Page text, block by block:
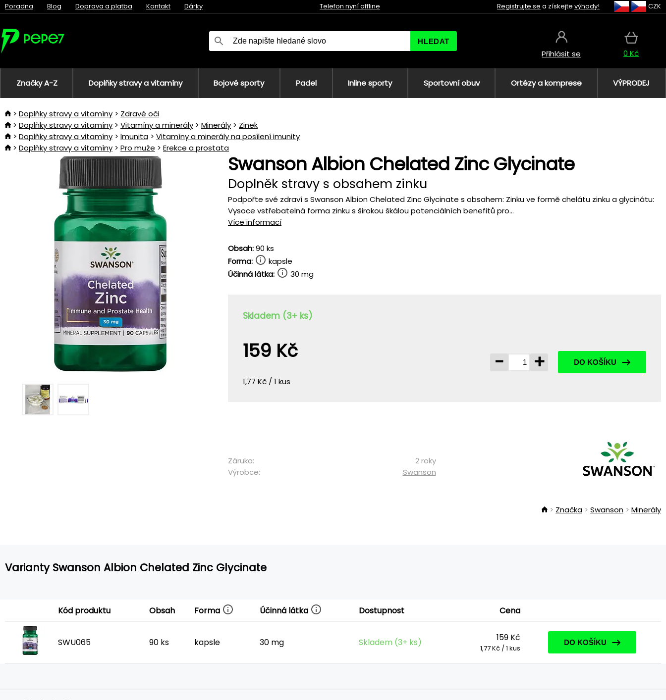
Poradna Blog Doprava a platba Kontakt Dárky Telefon nyní offline Registrujte se a získejte výhody! CZK
HLEDAT
Přihlásit se 0 Kč
Značky A-Z Doplňky stravy a vitamíny Bojové sporty Padel Inline sporty Sportovní obuv Ortézy a komprese VÝPRODEJ
Doplňky stravy a vitamíny
Zdravé oči
Doplňky stravy a vitamíny
Vitamíny a minerály Minerály
Zinek
Doplňky stravy a vitamíny
Imunita
Vitamíny a minerály na posílení imunity
Doplňky stravy a vitamíny
Pro muže Erekce a prostata
Swanson Albion Chelated Zinc Glycinate
Doplněk stravy s obsahem zinku
Podpořte své zdraví s Swanson Albion Chelated Zinc Glycinate s obsahem: Zinku ve formě chelátu zinku a glycinátu:
Vysoce vstřebatelná forma zinku s širokou škálou potenciálních benefitů pro...
Více informací
Obsah:90 ks
Forma:
kapsle
Účinná látka:
30 mg
Skladem (3+ ks)
159 Kč
1,77 Kč / 1 kus
- + DO KOŠÍKU
Záruka:
2 roky
Výrobce:
Swanson
Značka Swanson Minerály
Varianty Swanson Albion Chelated Zinc Glycinate
Kód produktu Obsah Forma Účinná látka Dostupnost Cena
SWU065 90 ks kapsle 30 mg Skladem (3+ ks) 159 Kč
1,77 Kč / 1 kus
DO KOŠÍKU